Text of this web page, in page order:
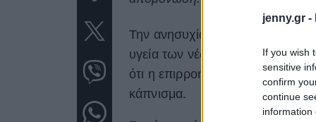
jenny.gr -
If you wish
sensitive
confirm
continue
information
Την ανησυχία τους για τις
υγεία των νέων εκφράζουν
ότι η επιρροή των ψηφιακών
κάπνισμα.